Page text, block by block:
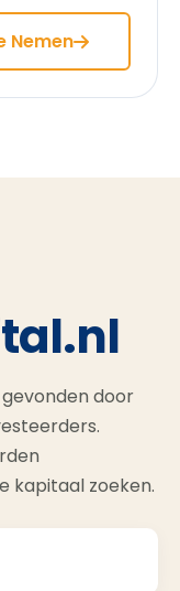
Nemen
door
kapitaal zoeken.